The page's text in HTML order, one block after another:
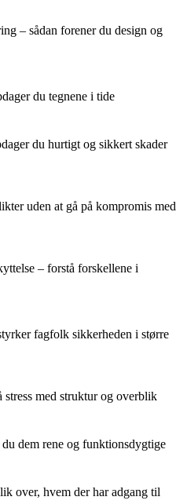
– sådan forener du design og
du tegnene i tide
du hurtigt og sikkert skader
uden at gå på kompromis med
– forstå forskellene i
fagfolk sikkerheden i større
med struktur og overblik
dem rene og funktionsdygtige
over, hvem der har adgang til